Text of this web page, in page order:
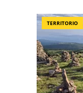
TERRITORIO